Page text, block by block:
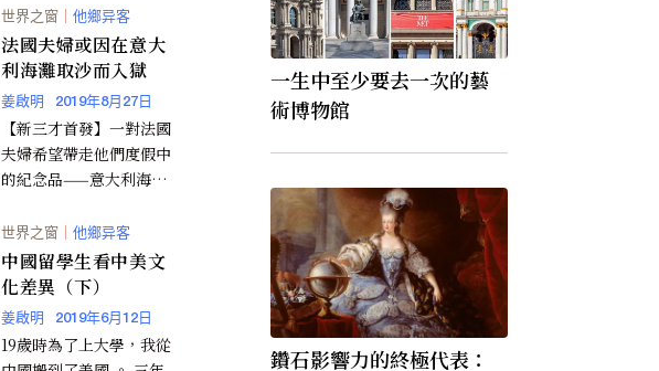
销到世界很多国家。 照理
说...
世界之窗 ｜ 他鄉异客
法國夫婦或因在意大
利海灘取沙而入獄
姜啟明 2019年8月27日
【新三才首發】一對法國
夫婦希望帶走他們度假中
的紀念品——意大利海灘上
的沙子，可能會讓他們
換...
世界之窗 ｜ 他鄉异客
中國留學生看中美文
化差異（下）
姜啟明 2019年6月12日
19歲時為了上大學，我從
一生中至少要去一次的藝
術博物館
鑽石影響力的終極代表：